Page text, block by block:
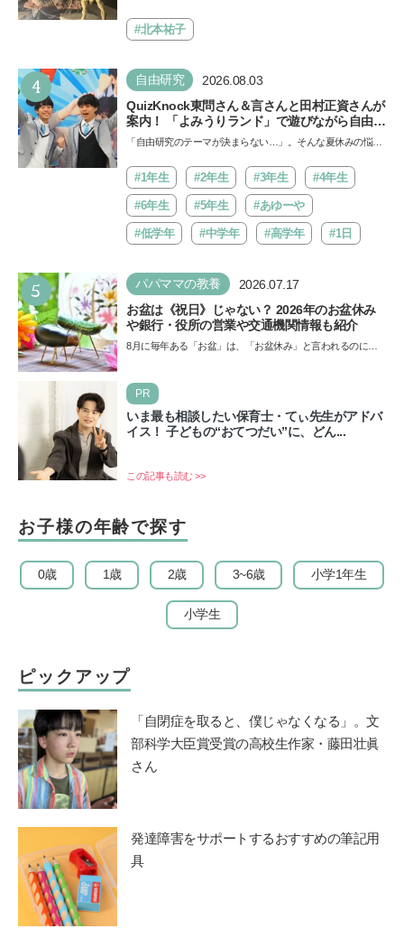
催…#北本祐子
4 自由研究 2026.08.03
QuizKnock東問さん＆言さんと田村正資さんが
案内！ 「よみうりランド」で遊びながら自由研
究が進む期間限定イベントが開催
「自由研究のテーマが決まらない…」。そんな夏休みの悩み
バ!!…
#1年生 #2年生 #3年生 #4年生
#6年生 #5年生 #あゆーや
#低学年 #中学年 #高学年 #1日
5 パパママの教養 2026.07.17
お盆は《祝日》じゃない？ 2026年のお盆休み
や銀行・役所の営業や交通機関情報も紹介
8月に毎年ある「お盆」は、「お盆休み」と言われるのに祝
PR
いま最も相談したい保育士・てぃ先生がアドバ
イス！ 子どもの“おてつだい”に、どん...
この記事も読む >>
お子様の年齢で探す
0歳 1歳 2歳 3~6歳 小学1年生
小学生
ピックアップ
「自閉症を取ると、僕じゃなくなる」。文
部科学大臣賞受賞の高校生作家・藤田壮眞
さん
発達障害をサポートするおすすめの筆記用
具